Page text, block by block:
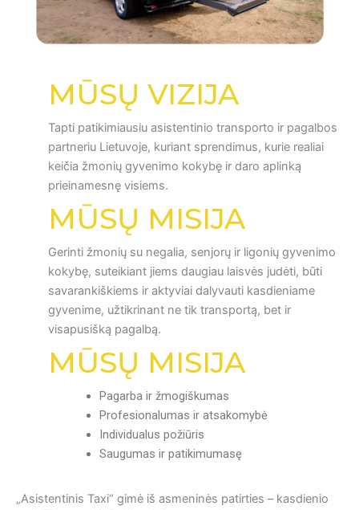
MŪSŲ VIZIJA
Tapti patikimiausiu asistentinio transporto ir pagalbos
partneriu Lietuvoje, kuriant sprendimus, kurie realiai
keičia žmonių gyvenimo kokybę ir daro aplinką
prieinamesnę visiems.
MŪSŲ MISIJA
Gerinti žmonių su negalia, senjorų ir ligonių gyvenimo
kokybę, suteikiant jiems daugiau laisvės judėti, būti
savarankiškiems ir aktyviai dalyvauti kasdieniame
gyvenime, užtikrinant ne tik transportą, bet ir
visapusišką pagalbą.
MŪSŲ MISIJA
Pagarba ir žmogiškumas
Profesionalumas ir atsakomybė
Individualus požiūris
Saugumas ir patikimumasę
„Asistentinis Taxi“ gimė iš asmeninės patirties – kasdienio